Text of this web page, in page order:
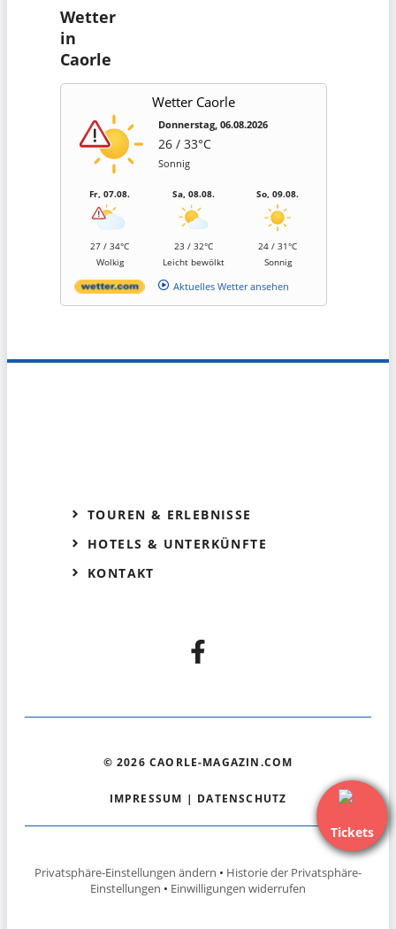
Wetter
in
Caorle
Wetter Caorle
Donnerstag, 06.08.2026
26 / 33°C
Sonnig
Fr, 07.08.
27 / 34°C
Wolkig
Sa, 08.08.
23 / 32°C
Leicht bewölkt
So, 09.08.
24 / 31°C
Sonnig
Aktuelles Wetter ansehen
Tickets
TOUREN & ERLEBNISSE
HOTELS & UNTERKÜNFTE
KONTAKT
© 2026 CAORLE-MAGAZIN.COM
IMPRESSUM | DATENSCHUTZ
Privatsphäre-Einstellungen ändern • Historie der Privatsphäre-
Einstellungen • Einwilligungen widerrufen